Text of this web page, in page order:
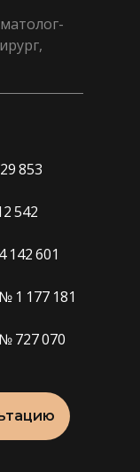
853
542
601
1 177 181
727 070